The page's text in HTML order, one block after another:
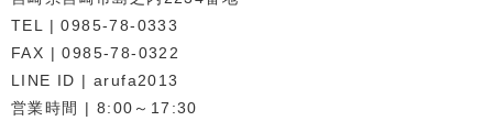
TEL | 0985-78-0333
FAX | 0985-78-0322
LINE ID | arufa2013
営業時間 | 8:00～17:30